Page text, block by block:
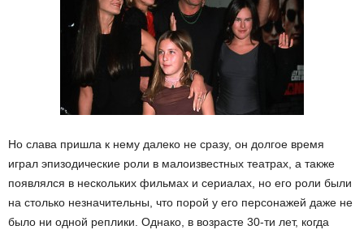
Но слава пришла к нему далеко не сразу, он долгое время
играл эпизодические роли в малоизвестных театрах, а также
появлялся в нескольких фильмах и сериалах, но его роли были
на столько незначительны, что порой у его персонажей даже не
было ни одной реплики. Однако, в возрасте 30-ти лет, когда